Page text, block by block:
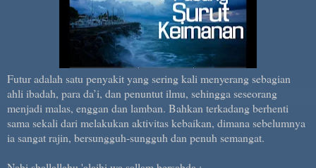
Futur adalah satu penyakit yang sering kali menyerang sebagian
ahli ibadah, para da’i, dan penuntut ilmu, sehingga seseorang
menjadi malas, enggan dan lamban. Bahkan terkadang berhenti
sama sekali dari melakukan aktivitas kebaikan, dimana sebelumnya
ia sangat rajin, bersungguh-sungguh dan penuh semangat.